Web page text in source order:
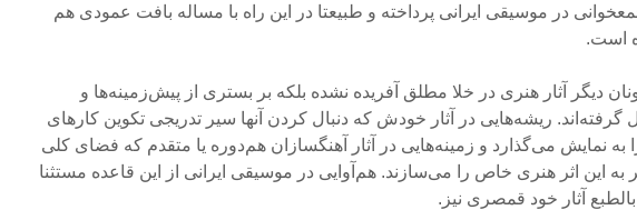
در موسیقی ایرانی پرداخته و طبیعتا در این راه با مساله­ بافت عمودی هم
است.
دیگر آثار هنری در خلا مطلق آفریده نشده‌ بلکه بر بستری از پیش‌زمینه‌ها و
ریشه‌هایی در آثار خودش که دنبال کردن آنها سیر تدریجی تکوین کارهای
به نمایش می‌گذارد و زمینه‌هایی در آثار آهنگسازان هم‌دوره یا متقدم که فضای کلی
به این اثر هنری خاص را می‌سازند. هم‌آوایی در موسیقی ایرانی از این قاعده مستثنا